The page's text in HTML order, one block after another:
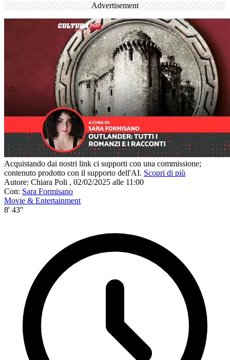
Advertisement
Acquistando dai nostri link ci supporti con una commissione;
contenuto prodotto con il supporto dell'AI. Scopri di più
Autore: Chiara Poli , 02/02/2025 alle 11:00
Con: Sara Formisano
Movie & Entertainment
8' 43''